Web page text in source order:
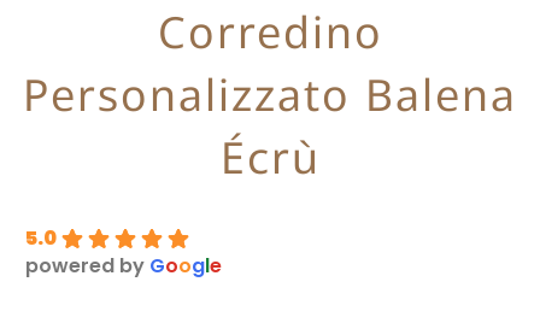
Corredino
Personalizzato Balena
Écrù
5.0
powered by Google